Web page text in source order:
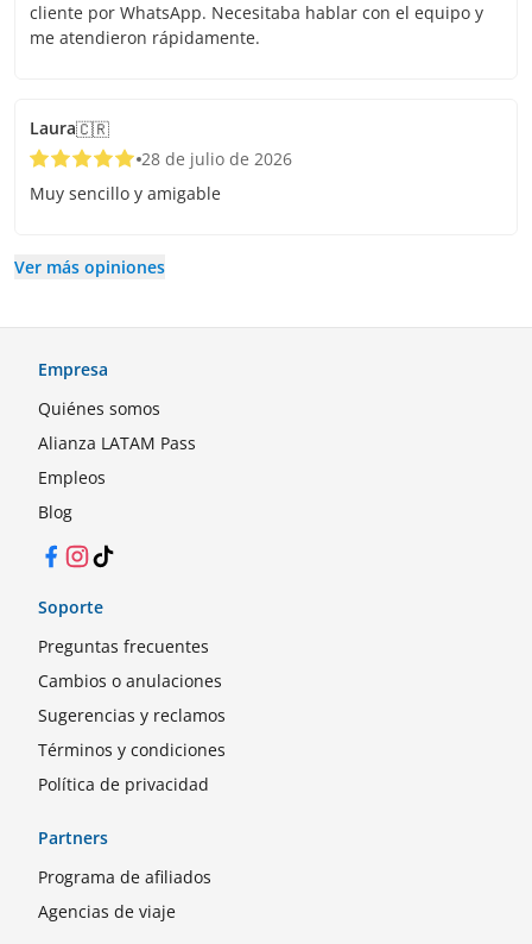
cliente por WhatsApp. Necesitaba hablar con el equipo y
me atendieron rápidamente.
Laura🇨🇷
28 de julio de 2026
Muy sencillo y amigable
Ver más opiniones
Empresa
Quiénes somos
Alianza LATAM Pass
Empleos
Blog
Facebook
Instagram
TikTok
Soporte
Preguntas frecuentes
Cambios o anulaciones
Sugerencias y reclamos
Términos y condiciones
Política de privacidad
Partners
Programa de afiliados
Agencias de viaje